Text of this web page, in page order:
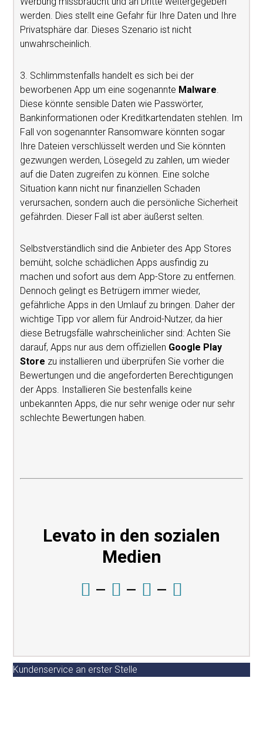
werden. Dies stellt eine Gefahr für Ihre Daten und Ihre
Privatsphäre dar. Dieses Szenario ist nicht
unwahrscheinlich.
3. Schlimmstenfalls handelt es sich bei der
beworbenen App um eine sogenannte Malware.
Diese könnte sensible Daten wie Passwörter,
Bankinformationen oder Kreditkartendaten stehlen. Im
Fall von sogenannter Ransomware könnten sogar
Ihre Dateien verschlüsselt werden und Sie könnten
gezwungen werden, Lösegeld zu zahlen, um wieder
auf die Daten zugreifen zu können. Eine solche
Situation kann nicht nur finanziellen Schaden
verursachen, sondern auch die persönliche Sicherheit
gefährden. Dieser Fall ist aber äußerst selten.
Selbstverständlich sind die Anbieter des App Stores
bemüht, solche schädlichen Apps ausfindig zu
machen und sofort aus dem App-Store zu entfernen.
Dennoch gelingt es Betrügern immer wieder,
gefährliche Apps in den Umlauf zu bringen. Daher der
wichtige Tipp vor allem für Android-Nutzer, da hier
diese Betrugsfälle wahrscheinlicher sind: Achten Sie
darauf, Apps nur aus dem offiziellen Google Play
Store zu installieren und überprüfen Sie vorher die
Bewertungen und die angeforderten Berechtigungen
der Apps. Installieren Sie bestenfalls keine
unbekannten Apps, die nur sehr wenige oder nur sehr
schlechte Bewertungen haben.
Levato in den sozialen
Medien
–
– –
Kundenservice an erster Stelle